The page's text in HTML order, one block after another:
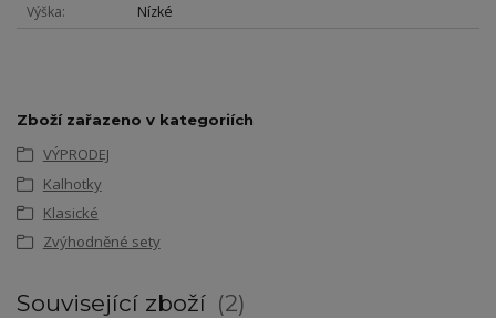
Výška
Nízké
Zboží zařazeno v kategoriích
VÝPRODEJ
Kalhotky
Klasické
Zvýhodněné sety
Související zboží 2